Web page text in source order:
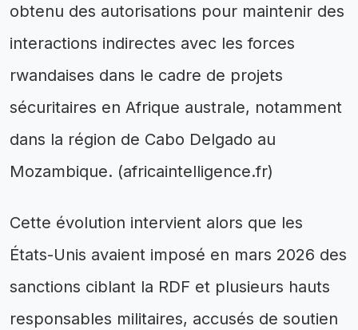
obtenu des autorisations pour maintenir des
interactions indirectes avec les forces
rwandaises dans le cadre de projets
sécuritaires en Afrique australe, notamment
dans la région de Cabo Delgado au
Mozambique. (africaintelligence.fr)
Cette évolution intervient alors que les
États-Unis avaient imposé en mars 2026 des
sanctions ciblant la RDF et plusieurs hauts
responsables militaires, accusés de soutien